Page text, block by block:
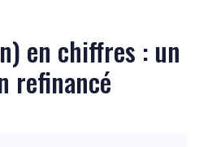
en chiffres : un
refinancé